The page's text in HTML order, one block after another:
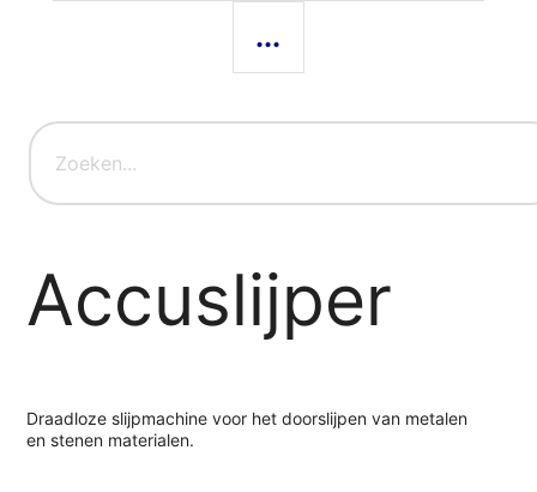
...
Accuslijper
Draadloze slijpmachine voor het doorslijpen van metalen
en stenen materialen.